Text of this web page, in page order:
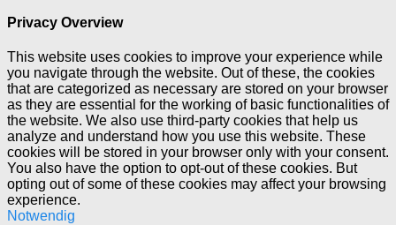
Privacy Overview
This website uses cookies to improve your experience while
you navigate through the website. Out of these, the cookies
that are categorized as necessary are stored on your browser
as they are essential for the working of basic functionalities of
the website. We also use third-party cookies that help us
analyze and understand how you use this website. These
cookies will be stored in your browser only with your consent.
You also have the option to opt-out of these cookies. But
opting out of some of these cookies may affect your browsing
experience.
Notwendig